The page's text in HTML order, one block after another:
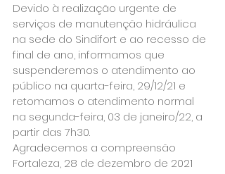
Devido à realização urgente de
serviços de manutenção hidráulica
na sede do Sindifort e ao recesso de
final de ano, informamos que
suspenderemos o atendimento ao
público na quarta-feira, 29/12/21 e
retomamos o atendimento normal
na segunda-feira, 03 de janeiro/22, a
partir das 7h30.
Agradecemos a compreensão
Fortaleza, 28 de dezembro de 2021